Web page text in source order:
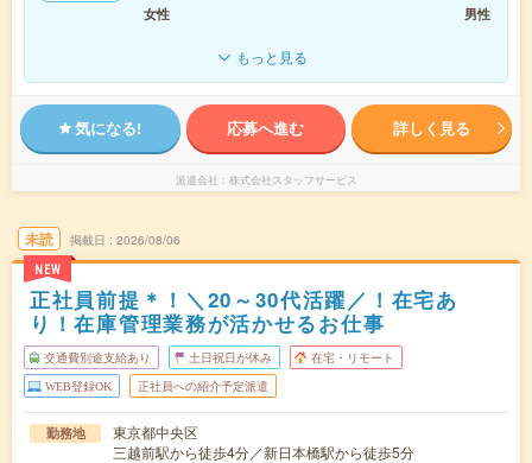
女性 男性
もっと見る
気になる! 応募へ進む 詳しく見る
派遣会社 株式会社スタッフサービス
未読
NEW
掲載日 2026/08/06
正社員前提＊！＼20～30代活躍／！在宅あ
り！在庫管理業務が活かせるお仕事
交通費別途支給あり 土日祝日が休み 在宅・リモート
WEB登録OK 正社員への紹介予定派遣
勤務地
東京都中央区
三越前駅から徒歩4分／新日本橋駅から徒歩5分